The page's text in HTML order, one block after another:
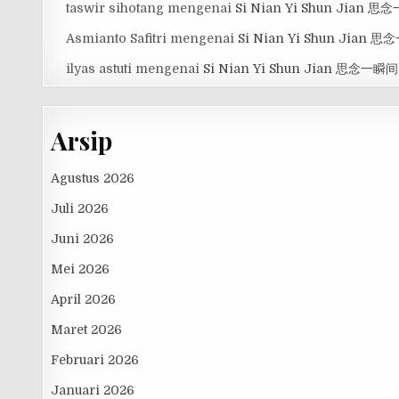
taswir sihotangmengenai Si Nian Yi Shun Jian 思念
Asmianto Safitri mengenai Si Nian Yi Shun Jian 思念
ilyas astuti mengenai Si Nian Yi Shun Jian 思念一瞬间
Arsip
Agustus 2026
Juli 2026
Juni 2026
Mei 2026
April 2026
Maret 2026
Februari 2026
Januari 2026